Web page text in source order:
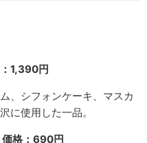
1,390円
、シフォンケーキ、マスカ
に使用した一品。
価格：690円